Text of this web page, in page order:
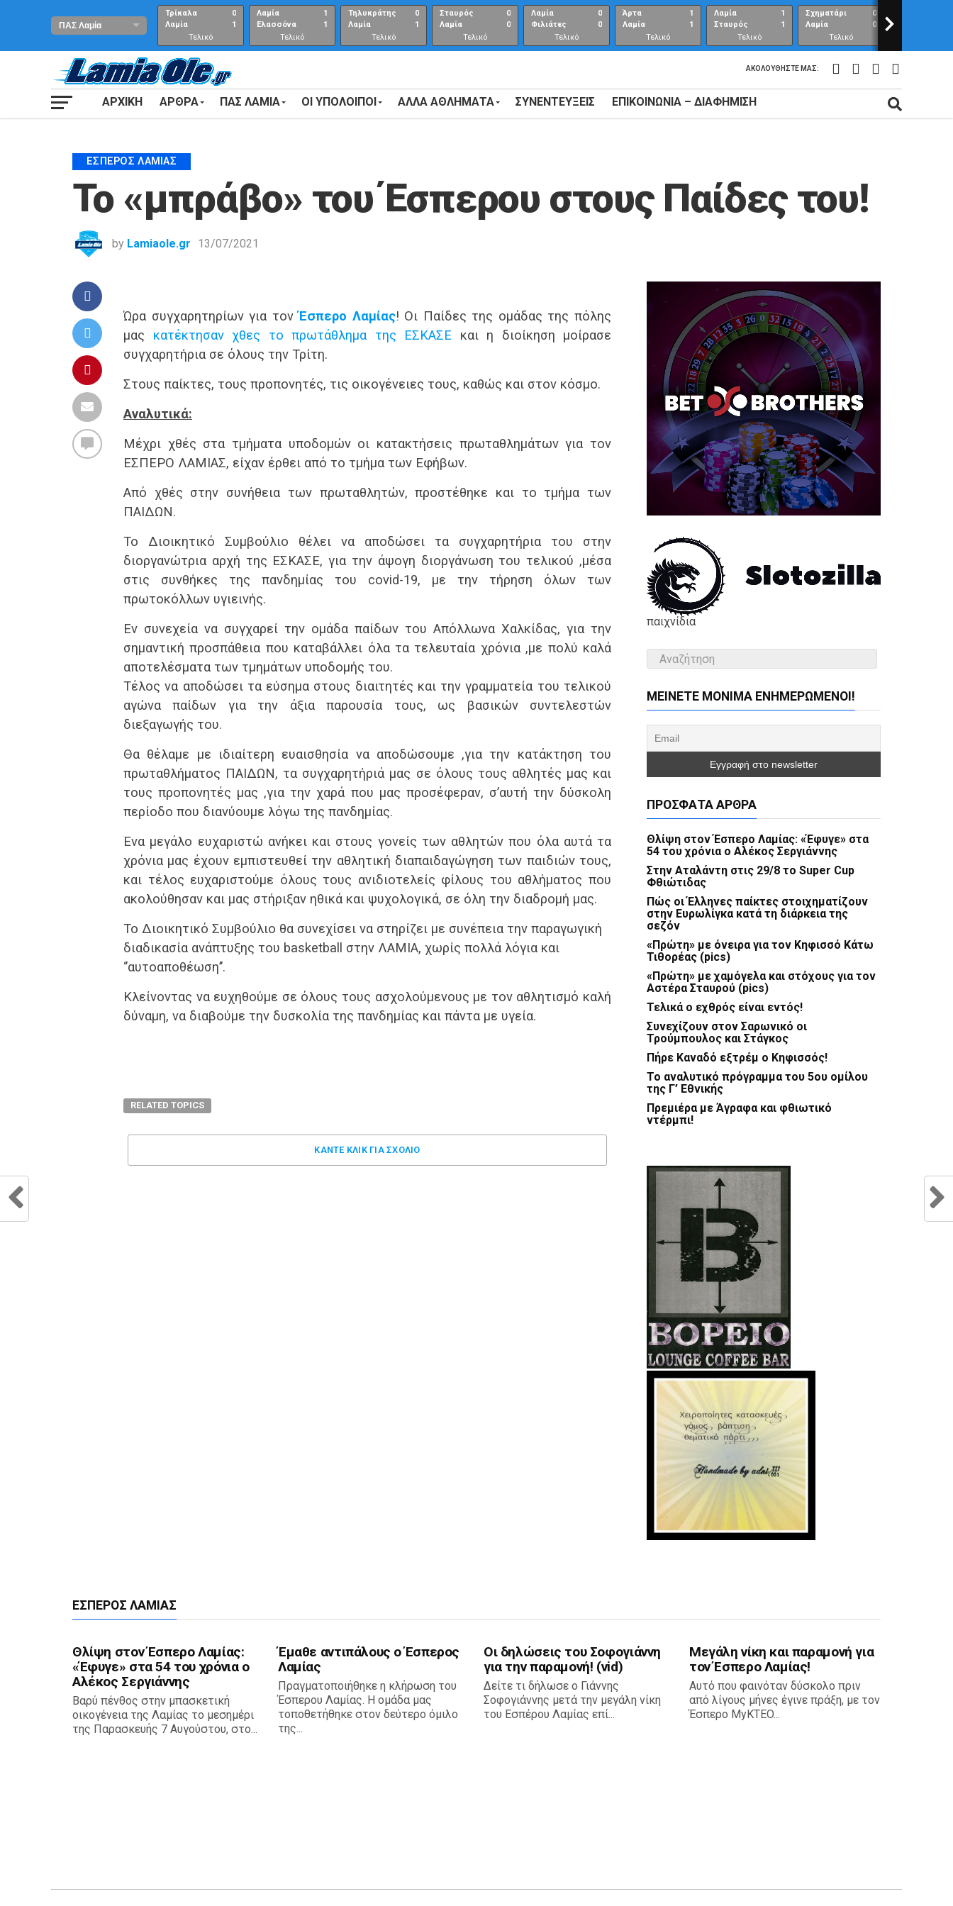
Τρίκαλα
Λαμία
0
1
Τελικό
αποτέλεσμα
Λαμία
Ελασσόνα
1
1
Τελικό
Αποτέλεσμα
Τηλυκράτης
Λαμία
0
1
Τελικό
αποτέλεσμα
Σταυρός
Λαμία
0
0
Τελικό
αποτέλεσμα
Λαμία
Φιλιάτες
0
0
Τελικό
Αποτέλεσμα
Άρτα
Λαμία
1
1
Τελικό
αποτέλεσμα
Λαμία
Σταυρός
1
1
Τελικό
αποτέλεσμα
Σχηματάρι
Λαμία
0
0
Τελικό
αποτέλεσμα
>
ΑΚΟΛΟΥΘΉΣΤΕ ΜΑΣ:
ΑΡΧΙΚΗ ΑΡΘΡΑ ΠΑΣ ΛΑΜΙΑ ΟΙ ΥΠΟΛΟΙΠΟΙ ΑΛΛΑ ΑΘΛΗΜΑΤΑ ΣΥΝΕΝΤΕΎΞΕΙΣ ΕΠΙΚΟΙΝΩΝΊΑ – ΔΙΑΦΉΜΙΣΗ
ΈΣΠΕΡΟΣ ΛΑΜΊΑΣ
Το «μπράβο» του Έσπερου στους Παίδες του!
by Lamiaole.gr 13/07/2021
Ώρα συγχαρητηρίων για τονΈσπερο Λαμίας! Οι Παίδες της ομάδας της πόλης
μας κατέκτησαν χθες το πρωτάθλημα της ΕΣΚΑΣΕ και η διοίκηση μοίρασε
συγχαρητήρια σε όλους την Τρίτη.
Στους παίκτες, τους προπονητές, τις οικογένειες τους, καθώς και στον κόσμο.
Αναλυτικά:
Μέχρι χθές στα τμήματα υποδομών οι κατακτήσεις πρωταθλημάτων για τον
ΕΣΠΕΡΟ ΛΑΜΙΑΣ, είχαν έρθει από το τμήμα των Εφήβων.
Από χθές στην συνήθεια των πρωταθλητών, προστέθηκε και το τμήμα των
ΠΑΙΔΩΝ.
Το Διοικητικό Συμβούλιο θέλει να αποδώσει τα συγχαρητήρια του στην
διοργανώτρια αρχή της ΕΣΚΑΣΕ, για την άψογη διοργάνωση του τελικού ,μέσα
στις συνθήκες της πανδημίας του covid-19, με την τήρηση όλων των
πρωτοκόλλων υγιεινής.
Εν συνεχεία να συγχαρεί την ομάδα παίδων του Απόλλωνα Χαλκίδας, για την
σημαντική προσπάθεια που καταβάλλει όλα τα τελευταία χρόνια ,με πολύ καλά
αποτελέσματα των τμημάτων υποδομής του.
Τέλος να αποδώσει τα εύσημα στους διαιτητές και την γραμματεία του τελικού
αγώνα παίδων για την άξια παρουσία τους, ως βασικών συντελεστών
διεξαγωγής του.
Θα θέλαμε με ιδιαίτερη ευαισθησία να αποδώσουμε ,για την κατάκτηση του
πρωταθλήματος ΠΑΙΔΩΝ, τα συγχαρητήριά μας σε όλους τους αθλητές μας και
τους προπονητές μας ,για την χαρά που μας προσέφεραν, σ’αυτή την δύσκολη
περίοδο που διανύουμε λόγω της πανδημίας.
Ένα μεγάλο ευχαριστώ ανήκει και στους γονείς των αθλητών που όλα αυτά τα
χρόνια μας έχουν εμπιστευθεί την αθλητική διαπαιδαγώγηση των παιδιών τους,
και τέλος ευχαριστούμε όλους τους ανιδιοτελείς φίλους του αθλήματος που
ακολούθησαν και μας στήριξαν ηθικά και ψυχολογικά, σε όλη την διαδρομή μας.
Το Διοικητικό Συμβούλιο θα συνεχίσει να στηρίζει με συνέπεια την παραγωγική
διαδικασία ανάπτυξης του basketball στην ΛΑΜΙΑ, χωρίς πολλά λόγια και
‘’αυτοαποθέωση’’.
Κλείνοντας να ευχηθούμε σε όλους τους ασχολούμενους με τον αθλητισμό καλή
δύναμη, να διαβούμε την δυσκολία της πανδημίας και πάντα με υγεία.
RELATED TOPICS
ΚΑΝΤΕ ΚΛΊΚ ΓΙΑ ΣΧΌΛΙΟ
παιχνίδια
ΜΕΊΝΕΤΕ ΜΌΝΙΜΑ ΕΝΗΜΕΡΏΜΕΝΟΙ!
ΠΡΌΣΦΑΤΑ ΆΡΘΡΑ
Θλίψη στον Έσπερο Λαμίας: «Έφυγε» στα
54 του χρόνια ο Αλέκος Σεργιάννης
Στην Αταλάντη στις 29/8 το Super Cup
Φθιώτιδας
Πώς οι Έλληνες παίκτες στοιχηματίζουν
στην Ευρωλίγκα κατά τη διάρκεια της
σεζόν
«Πρώτη» με όνειρα για τον Κηφισσό Κάτω
Τιθορέας (pics)
«Πρώτη» με χαμόγελα και στόχους για τον
Αστέρα Σταυρού (pics)
Τελικά ο εχθρός είναι εντός!
Συνεχίζουν στον Σαρωνικό οι
Τρούμπουλος και Στάγκος
Πήρε Καναδό εξτρέμ ο Κηφισσός!
Το αναλυτικό πρόγραμμα του 5ου ομίλου
της Γ’ Εθνικής
Πρεμιέρα με Άγραφα και φθιωτικό
ντέρμπι!
ΈΣΠΕΡΟΣ ΛΑΜΊΑΣ
Θλίψη στον Έσπερο Λαμίας:
«Έφυγε» στα 54 του χρόνια ο
Αλέκος Σεργιάννης
Βαρύ πένθος στην μπασκετική
οικογένεια της Λαμίας το μεσημέρι
της Παρασκευής 7 Αυγούστου, στο...
Έμαθε αντιπάλους ο Έσπερος
Λαμίας
Πραγματοποιήθηκε η κλήρωση του
Έσπερου Λαμίας. Η ομάδα μας
τοποθετήθηκε στον δεύτερο όμιλο
της...
Οι δηλώσεις του Σοφογιάννη
για την παραμονή! (vid)
Δείτε τι δήλωσε ο Γιάννης
Σοφογιάννης μετά την μεγάλη νίκη
του Εσπέρου Λαμίας επί...
Μεγάλη νίκη και παραμονή για
τον Έσπερο Λαμίας!
Αυτό που φαινόταν δύσκολο πριν
από λίγους μήνες έγινε πράξη, με τον
Έσπερο MyKTEO...